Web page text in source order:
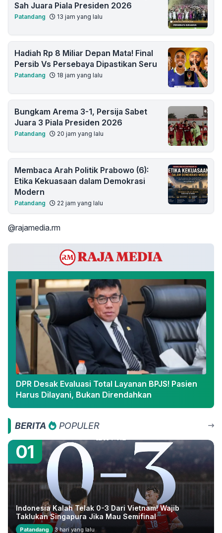
Sah Juara Piala Presiden 2026
Patandang 13 jam yang lalu
Hadiah Rp 8 Miliar Depan Mata! Final
Persib Vs Persebaya Dipastikan Seru
Patandang 18 jam yang lalu
Bungkam Arema 3-1, Persija Sabet
Juara 3 Piala Presiden 2026
Patandang 20 jam yang lalu
Membaca Arah Politik Prabowo (6):
Etika Kekuasaan dalam Demokrasi
Modern
Patandang 22 jam yang lalu
@rajamedia.rm
DPR Desak Evaluasi Total Layanan BPJS! Pasien
Harus Dilayani, Bukan Direndahkan
BERITA POPULER
01
Indonesia Kalah Telak 0-3 Dari Vietnam! Wajib
Taklukan Singapura Jika Mau Semifinal
Patandang 3 hari yang lalu